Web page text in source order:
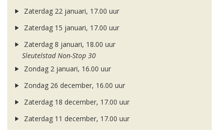
Zaterdag 22 januari, 17.00 uur
Zaterdag 15 januari, 17.00 uur
Zaterdag 8 januari, 18.00 uur
Sleutelstad Non-Stop 30
Zondag 2 januari, 16.00 uur
Zondag 26 december, 16.00 uur
Zaterdag 18 december, 17.00 uur
Zaterdag 11 december, 17.00 uur